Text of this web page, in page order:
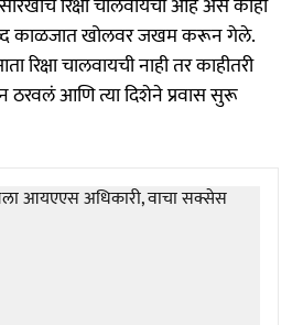
काळजात खोलवर जखम करून गेले.
चालवायची नाही तर काहीतरी
आणि त्या दिशेने प्रवास सुरू